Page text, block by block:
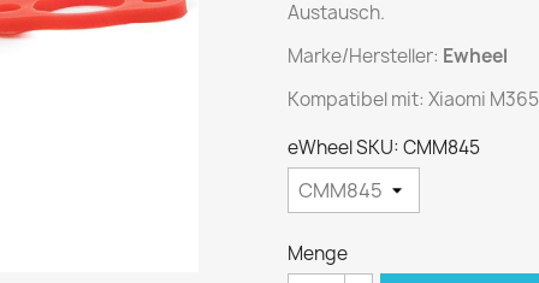
Austausch.
Marke/Hersteller: Ewheel
Kompatibel mit: Xiaomi M365
eWheel SKU: CMM845
Menge